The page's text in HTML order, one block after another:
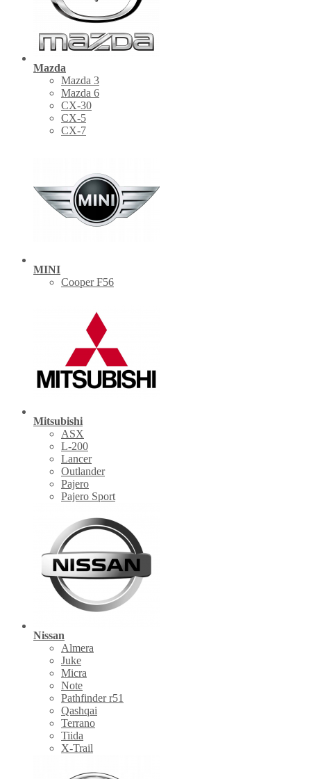
Mazda
Mazda 3
Mazda 6
CX-30
СХ-5
CX-7
MINI
Cooper F56
Mitsubishi
ASX
L-200
Lancer
Outlander
Pajero
Pajero Sport
Nissan
Almera
Juke
Micra
Note
Pathfinder r51
Qashqai
Terrano
Tiida
X-Trail